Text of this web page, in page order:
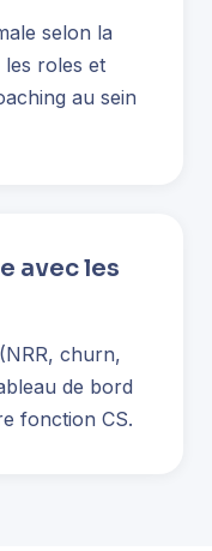
selon la
les roles et
au sein
avec les
churn,
de bord
fonction CS.